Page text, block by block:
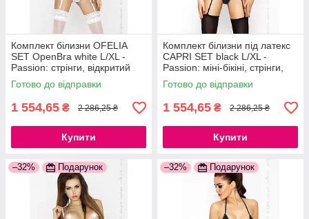
Комплект білизни OFELIA
SET OpenBra white L/XL -
Passion: стрінги, відкритий
ліф, широкий пояс
777Store.com.ua
Готово до відправки
1 554,65 ₴ 2 286,25 ₴
Купити
Комплект білизни під латекс
CAPRI SET black L/XL -
Passion: міні-бікіні, стрінги,
пояс для панчіх
777Store.com.ua
Готово до відправки
1 554,65 ₴ 2 286,25 ₴
Купити
–32% Подарунок –32% Подарунок